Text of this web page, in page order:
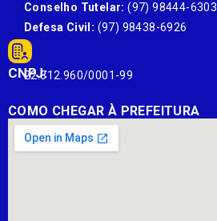
Conselho Tutelar: (97) 98444-6303
Defesa Civil: (97) 98438-6926
CNPJ:
22.812.960/0001-99
COMO CHEGAR À PREFEITURA